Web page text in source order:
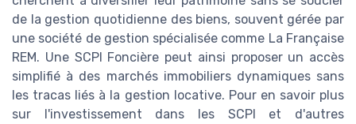
de la gestion quotidienne des biens, souvent gérée par
une société de gestion spécialisée comme La Française
REM. Une SCPI Foncière peut ainsi proposer un accès
simplifié à des marchés immobiliers dynamiques sans
les tracas liés à la gestion locative. Pour en savoir plus
sur l'investissement dans les SCPI et d'autres